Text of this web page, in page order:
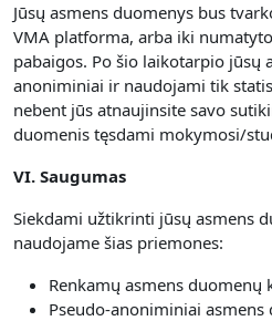
Jūsų asmens duomenys bus
VMA platforma, arba iki
pabaigos. Po šio laikotarpio jūsų
anoniminiai ir naudojami tik
nebent jūs atnaujinsite savo
duomenis tęsdami mokymosi/
VI. Saugumas
Siekdami užtikrinti jūsų asmens
naudojame šias priemones:
Renkamų asmens
Pseudo-anoniminiai asmens